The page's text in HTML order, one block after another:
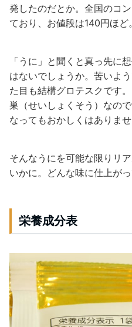
発したのだとか。全国のコ
ており、お値段は140円ほど。
「うに」と聞くと真っ先に
はないでしょうか。苦いよ
た目も結構グロテスクです
巣（せいしょくそう）なの
なってもおかしくはありませ
そんなうにを可能な限りリ
いかに。どんな味に仕上が
栄養成分表